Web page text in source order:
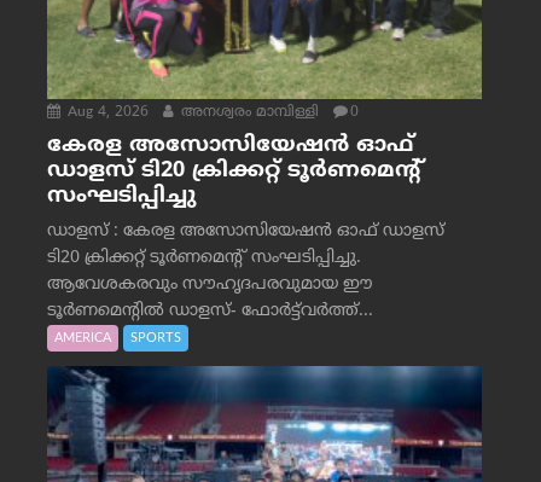
Aug 4, 2026 അനശ്വരം മാമ്പിള്ളി 0
കേരള അസോസിയേഷൻ ഓഫ്
ഡാളസ് ടി20 ക്രിക്കറ്റ് ടൂർണമെന്റ്
സംഘടിപ്പിച്ചു
ഡാളസ് : കേരള അസോസിയേഷൻ ഓഫ് ഡാളസ്
ടി20 ക്രിക്കറ്റ് ടൂർണമെന്റ് സംഘടിപ്പിച്ചു.
ആവേശകരവും സൗഹൃദപരവുമായ ഈ
ടൂർണമെന്റിൽ ഡാളസ്- ഫോർട്ട്‌വര്‍ത്ത്...
AMERICA SPORTS